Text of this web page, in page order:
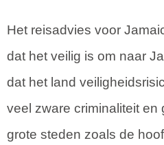
Het reisadvies voor
dat het veilig is om naar
dat het land
veel zware criminaliteit en
grote steden zoals de